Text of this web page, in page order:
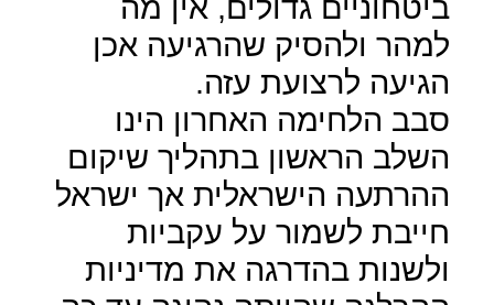
למהר ולהסיק שהרגיעה אכן
הגיעה לרצועת עזה.
סבב הלחימה האחרון הינו
השלב הראשון בתהליך שיקום
ההרתעה הישראלית אך ישראל
חייבת לשמור על עקביות
ולשנות בהדרגה את מדיניות